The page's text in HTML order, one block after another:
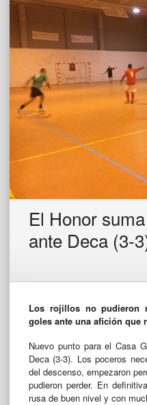
El Honor
ante Deca (3-
Los rojillos no pudieron
goles ante una afición que
Nuevo punto para el Casa
Deca (3-3). Los poceros
del descenso, empezaron
pudieron perder. En
rusa de buen nivel y con